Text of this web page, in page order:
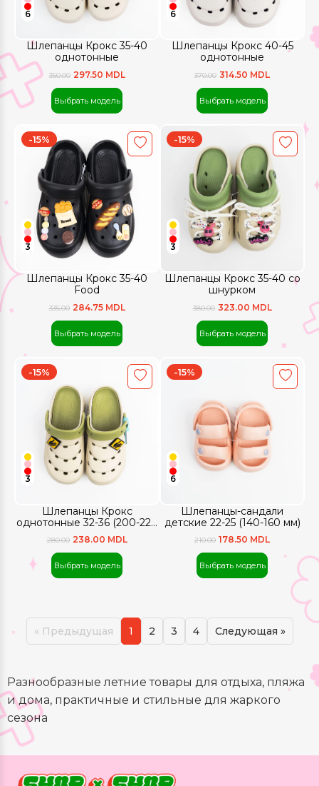
Шлепанцы Крокс 35-40
однотонные
6
350.00 297.50 MDL
Выбрать модель
Шлепанцы Крокс 40-45
однотонные
6
370.00 314.50 MDL
Выбрать модель
Шлепанцы Крокс 35-40
Food
-15%
3
335.00 284.75 MDL
Выбрать модель
Шлепанцы Крокс 35-40 со
шнурком
-15%
3
380.00 323.00 MDL
Выбрать модель
Шлепанцы Крокс
однотонные 32-36 (200-220
мм)
-15%
3
280.00 238.00 MDL
Выбрать модель
Шлепанцы-сандали
детские 22-25 (140-160 мм)
-15%
6
210.00 178.50 MDL
Выбрать модель
« Предыдущая 1 2 3 4 Следующая »
Разнообразные летние товары для отдыха, пляжа
и дома, практичные и стильные для жаркого
сезона